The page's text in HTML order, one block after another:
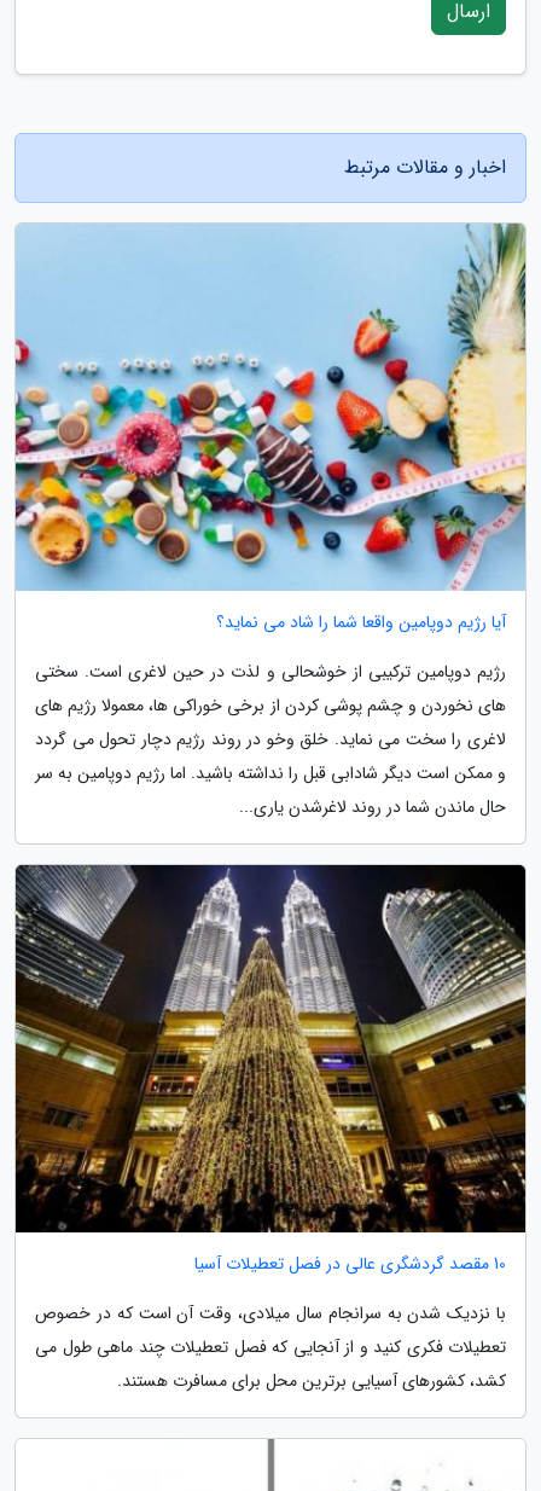
ارسال
اخبار و مقالات مرتبط
آیا رژیم دوپامین واقعا شما را شاد می نماید؟
رژیم دوپامین ترکیبی از خوشحالی و لذت در حین لاغری است. سختی
های نخوردن و چشم پوشی کردن از برخی خوراکی ها، معمولا رژیم های
لاغری را سخت می نماید. خلق وخو در روند رژیم دچار تحول می گردد
و ممکن است دیگر شادابی قبل را نداشته باشید. اما رژیم دوپامین به سر
حال ماندن شما در روند لاغرشدن یاری...
10 مقصد گردشگری عالی در فصل تعطیلات آسیا
با نزدیک شدن به سرانجام سال میلادی، وقت آن است که در خصوص
تعطیلات فکری کنید و از آنجایی که فصل تعطیلات چند ماهی طول می
کشد، کشورهای آسیایی برترین محل برای مسافرت هستند.